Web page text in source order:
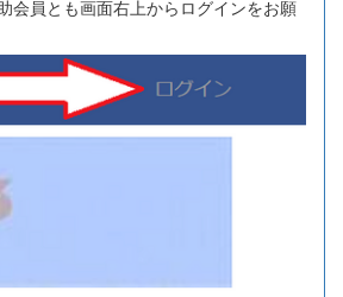
会員とも画面右上からログインをお願